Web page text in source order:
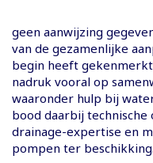
geen aanwijzing
van de gezamenlijke
begin heeft
nadruk vooral op
waaronder hulp bij
bood daarbij
drainage-expertise en
pompen ter beschikking.